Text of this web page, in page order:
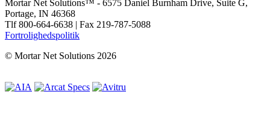
Mortar Net Solutions™ - 6575 Daniel Burnham Drive, Suite G,
Portage, IN 46368
Tlf 800-664-6638 | Fax 219-787-5088
Fortrolighedspolitik
© Mortar Net Solutions 2026